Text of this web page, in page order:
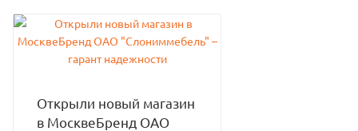
Открыли новый магазин
в МосквеБренд ОАО